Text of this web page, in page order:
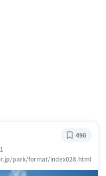
park/format/index028.html
490